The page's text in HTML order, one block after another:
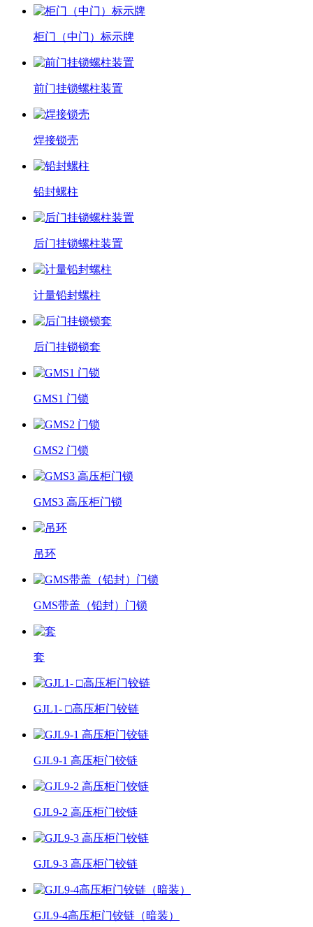
柜门（中门）标示牌
前门挂锁螺柱装置
焊接锁壳
铅封螺柱
后门挂锁螺柱装置
计量铅封螺柱
后门挂锁锁套
GMS1 门锁
GMS2 门锁
GMS3 高压柜门锁
吊环
GMS带盖（铅封）门锁
套
GJL1- □高压柜门铰链
GJL9-1 高压柜门铰链
GJL9-2 高压柜门铰链
GJL9-3 高压柜门铰链
GJL9-4高压柜门铰链（暗装）